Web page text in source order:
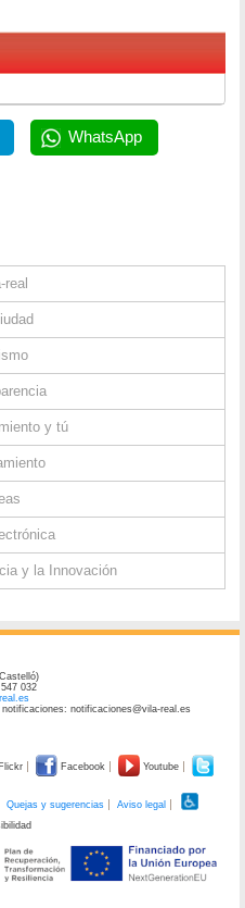
WhatsApp
real
y tú
y la Innovación
032
notificaciones@vila-real.es
Flickr Facebook Youtube
Quejas y sugerencias
Aviso legal